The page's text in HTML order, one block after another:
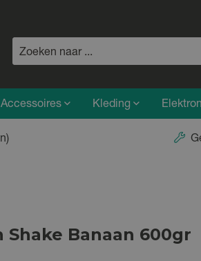
Accessoires Kleding
Banaan 600gr